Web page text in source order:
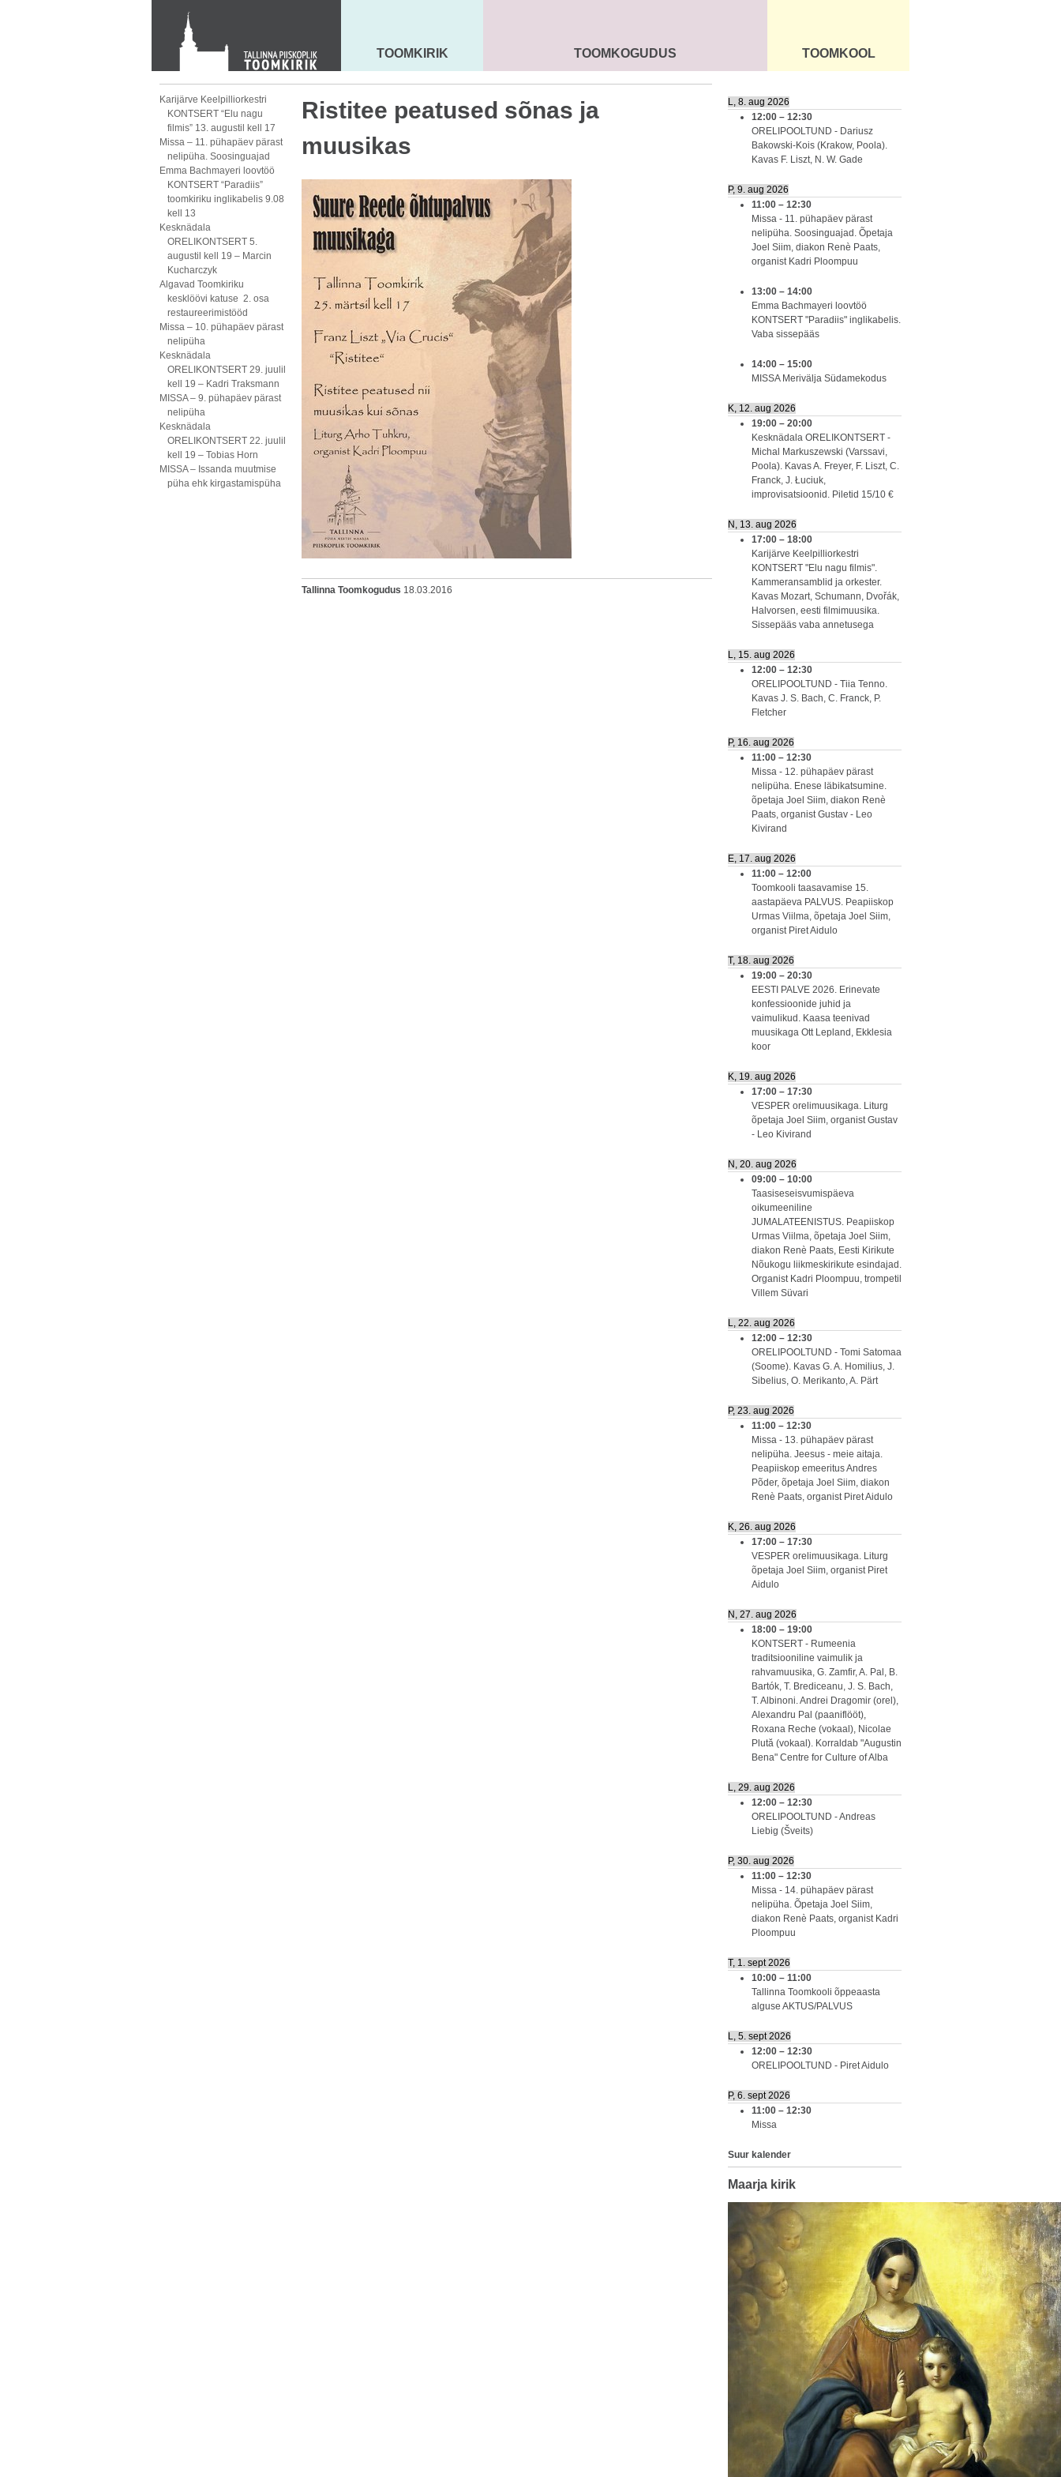
KONTAKT
Toom-Kooli 6, 10130 TALLINN
tallinna.toom@eelk.ee
MAARJA KIRIK
TOOMKIRIK SEENIORID KOGUDUS
TOOMKOGUDUS ÜLDINFO
TOOMKOOL
Karijärve Keelpilliorkestri
KONTSERT “Elu nagu
filmis” 13. augustil kell 17
Missa – 11. pühapäev pärast
nelipüha. Soosinguajad
Emma Bachmayeri loovtöö
KONTSERT “Paradiis”
toomkiriku inglikabelis 9.08
kell 13
Kesknädala
ORELIKONTSERT 5.
augustil kell 19 – Marcin
Kucharczyk
Algavad Toomkiriku
kesklöövi katuse 2. osa
restaureerimistööd
Missa – 10. pühapäev pärast
nelipüha
Kesknädala
ORELIKONTSERT 29. juulil
kell 19 – Kadri Traksmann
MISSA – 9. pühapäev pärast
nelipüha
Kesknädala
ORELIKONTSERT 22. juulil
kell 19 – Tobias Horn
MISSA – Issanda muutmise
püha ehk kirgastamispüha
Ristitee peatused sõnas ja
muusikas
Tallinna Toomkogudus 18.03.2016
L, 8. aug 2026
12:00 – 12:30
ORELIPOOLTUND - Dariusz
Bakowski-Kois (Krakow, Poola).
Kavas F. Liszt, N. W. Gade
P, 9. aug 2026
11:00 – 12:30
Missa - 11. pühapäev pärast
nelipüha. Soosinguajad. Õpetaja
Joel Siim, diakon Renè Paats,
organist Kadri Ploompuu
13:00 – 14:00
Emma Bachmayeri loovtöö
KONTSERT "Paradiis" inglikabelis.
Vaba sissepääs
14:00 – 15:00
MISSA Merivälja Südamekodus
K, 12. aug 2026
19:00 – 20:00
Kesknädala ORELIKONTSERT -
Michal Markuszewski (Varssavi,
Poola). Kavas A. Freyer, F. Liszt, C.
Franck, J. Łuciuk,
improvisatsioonid. Piletid 15/10 €
N, 13. aug 2026
17:00 – 18:00
Karijärve Keelpilliorkestri
KONTSERT "Elu nagu filmis".
Kammeransamblid ja orkester.
Kavas Mozart, Schumann, Dvořák,
Halvorsen, eesti filmimuusika.
Sissepääs vaba annetusega
L, 15. aug 2026
12:00 – 12:30
ORELIPOOLTUND - Tiia Tenno.
Kavas J. S. Bach, C. Franck, P.
Fletcher
P, 16. aug 2026
11:00 – 12:30
Missa - 12. pühapäev pärast
nelipüha. Enese läbikatsumine.
õpetaja Joel Siim, diakon Renè
Paats, organist Gustav - Leo
Kivirand
E, 17. aug 2026
11:00 – 12:00
Toomkooli taasavamise 15.
aastapäeva PALVUS. Peapiiskop
Urmas Viilma, õpetaja Joel Siim,
organist Piret Aidulo
T, 18. aug 2026
19:00 – 20:30
EESTI PALVE 2026. Erinevate
konfessioonide juhid ja
vaimulikud. Kaasa teenivad
muusikaga Ott Lepland, Ekklesia
koor
K, 19. aug 2026
17:00 – 17:30
VESPER orelimuusikaga. Liturg
õpetaja Joel Siim, organist Gustav
- Leo Kivirand
N, 20. aug 2026
09:00 – 10:00
Taasiseseisvumispäeva
oikumeeniline
JUMALATEENISTUS. Peapiiskop
Urmas Viilma, õpetaja Joel Siim,
diakon Renè Paats, Eesti Kirikute
Nõukogu liikmeskirikute esindajad.
Organist Kadri Ploompuu, trompetil
Villem Süvari
L, 22. aug 2026
12:00 – 12:30
ORELIPOOLTUND - Tomi Satomaa
(Soome). Kavas G. A. Homilius, J.
Sibelius, O. Merikanto, A. Pärt
P, 23. aug 2026
11:00 – 12:30
Missa - 13. pühapäev pärast
nelipüha. Jeesus - meie aitaja.
Peapiiskop emeeritus Andres
Põder, õpetaja Joel Siim, diakon
Renè Paats, organist Piret Aidulo
K, 26. aug 2026
17:00 – 17:30
VESPER orelimuusikaga. Liturg
õpetaja Joel Siim, organist Piret
Aidulo
N, 27. aug 2026
18:00 – 19:00
KONTSERT - Rumeenia
traditsiooniline vaimulik ja
rahvamuusika, G. Zamfir, A. Pal, B.
Bartók, T. Brediceanu, J. S. Bach,
T. Albinoni. Andrei Dragomir (orel),
Alexandru Pal (paaniflööt),
Roxana Reche (vokaal), Nicolae
Plută (vokaal). Korraldab "Augustin
Bena" Centre for Culture of Alba
L, 29. aug 2026
12:00 – 12:30
ORELIPOOLTUND - Andreas
Liebig (Šveits)
P, 30. aug 2026
11:00 – 12:30
Missa - 14. pühapäev pärast
nelipüha. Õpetaja Joel Siim,
diakon Renè Paats, organist Kadri
Ploompuu
T, 1. sept 2026
10:00 – 11:00
Tallinna Toomkooli õppeaasta
alguse AKTUS/PALVUS
L, 5. sept 2026
12:00 – 12:30
ORELIPOOLTUND - Piret Aidulo
P, 6. sept 2026
11:00 – 12:30
Missa
Suur kalender
Maarja kirik